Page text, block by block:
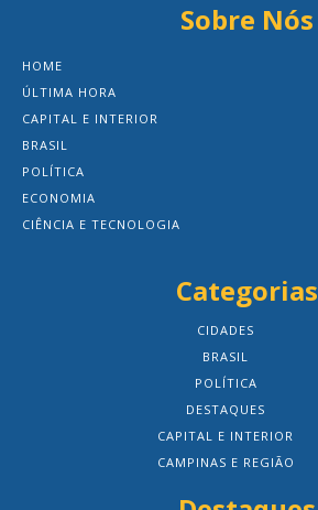
Sobre Nós
HOME
ÚLTIMA HORA
CAPITAL E INTERIOR
BRASIL
POLÍTICA
ECONOMIA
CIÊNCIA E TECNOLOGIA
Categorias
CIDADES
BRASIL
POLÍTICA
DESTAQUES
CAPITAL E INTERIOR
CAMPINAS E REGIÃO